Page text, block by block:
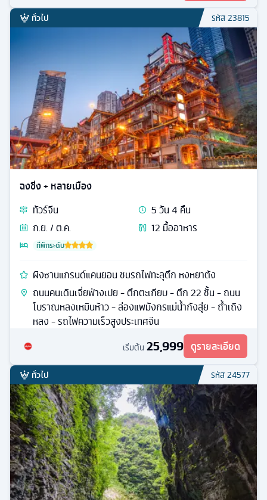
ทั่วไป รหัส23815
ฉงชิ่ง + หลายเมือง
ทัวร์จีน 5วัน4 คืน
ก.ย. / ต.ค.
12 มื้ออาหาร
ที่พักระดับ
ผิงซานแกรนด์แคนยอน ชมรถไฟทะลุตึก หงหยาต้ง
ถนนคนเดินเจี่ยฟ่างเปย - ตึกตะเกียบ - ตึก 22 ชั้น - ถนน
โบราณหลงเหมินห้าว - ล่องแพมังกรแม่น้ำก้งสุ่ย - ถ้ำเถิง
หลง - รถไฟความเร็วสูงประเทศจีน
เริ่มต้น 25,999 ดูรายละเอียด
ทั่วไป รหัส24577